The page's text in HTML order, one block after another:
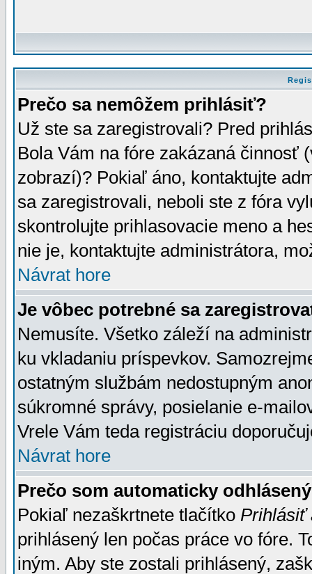
Prečo sa nemôžem prihlásiť?
Už ste sa zaregistrovali? Pred
Bola Vám na fóre zakázaná činnosť
zobrazí)? Pokiaľ áno, kontaktujte
sa zaregistrovali, neboli ste z fóra
skontrolujte prihlasovacie meno a
nie je, kontaktujte administrátora,
Návrat hore
Je vôbec potrebné sa
Nemusíte. Všetko záleží na
ku vkladaniu príspevkov.
ostatným službám nedostupným
súkromné správy, posielanie e-
Vrele Vám teda registráciu
Návrat hore
Prečo som automaticky
Pokiaľ nezaškrtnete tlačítko Prihlásiť
prihlásený len počas práce vo fóre.
iným. Aby ste zostali prihlásený,